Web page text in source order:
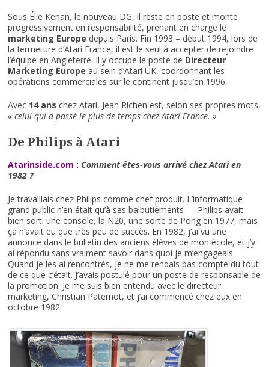
Sous Élie Kenan, le nouveau DG, il reste en poste et monte
progressivement en responsabilité, prenant en charge le
marketing Europe depuis Paris. Fin 1993 – début 1994, lors de
la fermeture d’Atari France, il est le seul à accepter de rejoindre
l’équipe en Angleterre. Il y occupe le poste de Directeur
Marketing Europe au sein d’Atari UK, coordonnant les
opérations commerciales sur le continent jusqu’en 1996.
Avec 14 ans chez Atari, Jean Richen est, selon ses propres mots,
« celui qui a passé le plus de temps chez Atari France. »
De Philips à Atari
Atarinside.com : Comment êtes-vous arrivé chez Atari en
1982 ?
Je travaillais chez Philips comme chef produit. L’informatique
grand public n’en était qu’à ses balbutiements — Philips avait
bien sorti une console, la N20, une sorte de Pong en 1977, mais
ça n’avait eu que très peu de succès. En 1982, j’ai vu une
annonce dans le bulletin des anciens élèves de mon école, et j’y
ai répondu sans vraiment savoir dans quoi je m’engageais.
Quand je les ai rencontrés, je ne me rendais pas compte du tout
de ce que c’était. J’avais postulé pour un poste de responsable de
la promotion. Je me suis bien entendu avec le directeur
marketing, Christian Paternot, et j’ai commencé chez eux en
octobre 1982.